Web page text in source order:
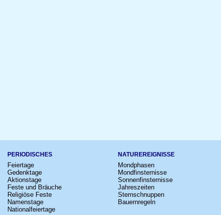
PERIODISCHES
Feiertage
Gedenktage
Aktionstage
Feste und Bräuche
Religiöse Feste
Namenstage
Nationalfeiertage
NATUREREIGNISSE
Mondphasen
Mondfinsternisse
Sonnenfinsternisse
Jahreszeiten
Sternschnuppen
Bauernregeln